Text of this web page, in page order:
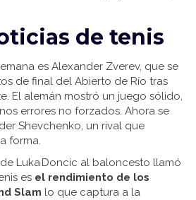
de tenis
es Alexander Zverev, que se
de final del Abierto de Río tras
El alemán mostró un juego sólido,
errores no forzados. Ahora se
Shevchenko, un rival que
forma.
Luka Doncic al baloncesto llamó
es el rendimiento de los
Slam lo que captura a la